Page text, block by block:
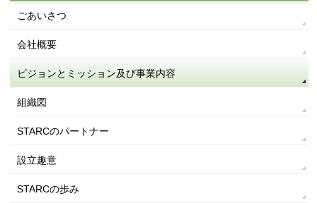
ごあいさつ
会社概要
ビジョンとミッション及び事業内容
組織図
STARCのパートナー
設立趣意
STARCの歩み